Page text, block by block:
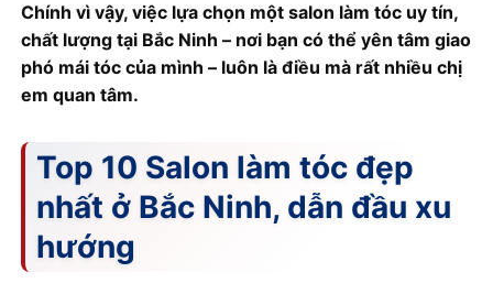
Chính vì vậy, việc lựa chọn một salon làm tóc uy tín,
chất lượng tại Bắc Ninh – nơi bạn có thể yên tâm giao
phó mái tóc của mình – luôn là điều mà rất nhiều chị
em quan tâm.
Top 10 Salon làm tóc đẹp
nhất ở Bắc Ninh, dẫn đầu xu
hướng